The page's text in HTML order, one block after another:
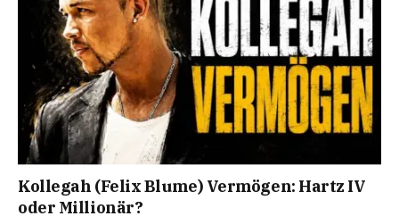
Kollegah (Felix Blume) Vermögen: Hartz IV
oder Millionär?